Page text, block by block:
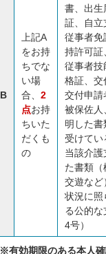
B
上記A
をお持
ちでな
い場
合、 2
点お持
ちいた
だくも
の
書、出生
証、自立
従事者免
持許可証
従事者技
格証、交
交付申請
被保佐人
明した
受けてい
当該介
た書類
交遊など
状況に照
る公的
4号）
※有効期限のある本人